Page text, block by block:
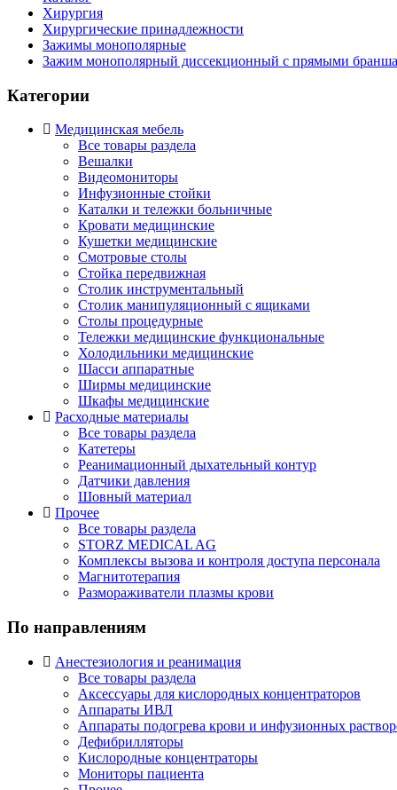
Хирургия
Хирургические принадлежности
Зажимы монополярные
Зажим монополярный диссекционный с прямыми
Категории
Медицинская мебель
Все товары раздела
Вешалки
Видеомониторы
Инфузионные стойки
Каталки и тележки больничные
Кровати медицинские
Кушетки медицинские
Смотровые столы
Стойка передвижная
Столик инструментальный
Столик манипуляционный с ящиками
Столы процедурные
Тележки медицинские функциональные
Холодильники медицинские
Шасси аппаратные
Ширмы медицинские
Шкафы медицинские
Расходные материалы
Все товары раздела
Катетеры
Реанимационный дыхательный контур
Датчики давления
Шовный материал
Прочее
Все товары раздела
STORZ MEDICAL AG
Комплексы вызова и контроля доступа персонала
Магнитотерапия
Размораживатели плазмы крови
По направлениям
Анестезиология и реанимация
Все товары раздела
Аксессуары для кислородных концентраторов
Аппараты ИВЛ
Аппараты подогрева крови и инфузионных
Дефибрилляторы
Кислородные концентраторы
Мониторы пациента